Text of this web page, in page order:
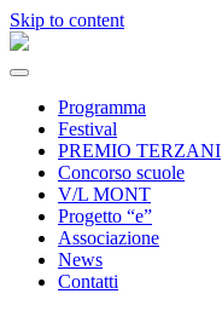
Skip to content
Programma
Festival
PREMIO TERZANI
Concorso scuole
V/L MONT
Progetto “e”
Associazione
News
Contatti